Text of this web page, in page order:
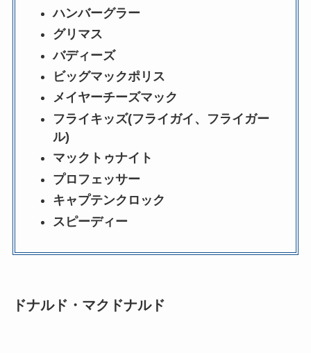
ハンバーグラー
グリマス
バディーズ
ビッグマックポリス
メイヤーチーズマック
フライキッズ(フライガイ、フライガー
ル)
マックトゥナイト
プロフェッサー
キャプテンクロック
スピーディー
ドナルド・マクドナルド